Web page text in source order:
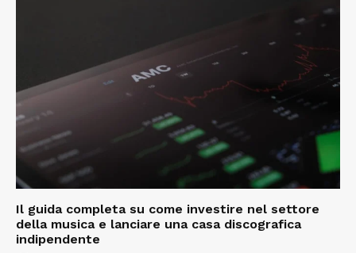
Il guida completa su come investire nel settore
della musica e lanciare una casa discografica
indipendente